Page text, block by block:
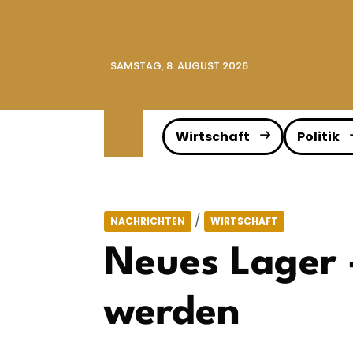
SAMSTAG, 8. AUGUST 2026
Wirtschaft Politik
NACHRICHTEN / WIRTSCHAFT
Neues
werden